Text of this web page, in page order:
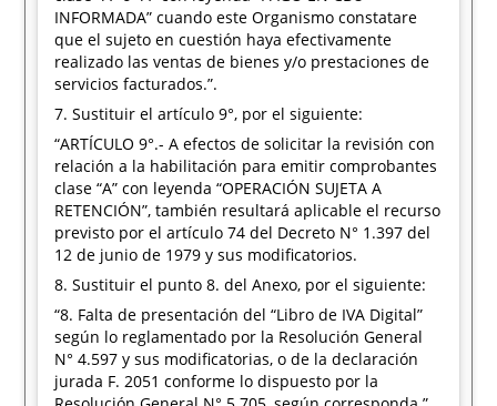
INFORMADA” cuando este Organismo constatare
que el sujeto en cuestión haya efectivamente
realizado las ventas de bienes y/o prestaciones de
servicios facturados.”.
7. Sustituir el artículo 9°, por el siguiente:
“ARTÍCULO 9°.- A efectos de solicitar la revisión con
relación a la habilitación para emitir comprobantes
clase “A” con leyenda “OPERACIÓN SUJETA A
RETENCIÓN”, también resultará aplicable el recurso
previsto por el artículo 74 del Decreto N° 1.397 del
12 de junio de 1979 y sus modificatorios.
8. Sustituir el punto 8. del Anexo, por el siguiente:
“8. Falta de presentación del “Libro de IVA Digital”
según lo reglamentado por la Resolución General
N° 4.597 y sus modificatorias, o de la declaración
jurada F. 2051 conforme lo dispuesto por la